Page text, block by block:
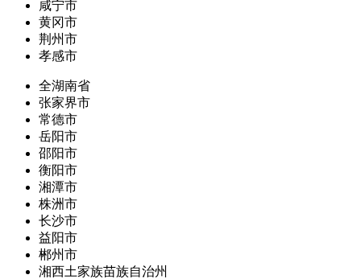
咸宁市
黄冈市
荆州市
孝感市
全湖南省
张家界市
常德市
岳阳市
邵阳市
衡阳市
湘潭市
株洲市
长沙市
益阳市
郴州市
湘西土家族苗族自治州